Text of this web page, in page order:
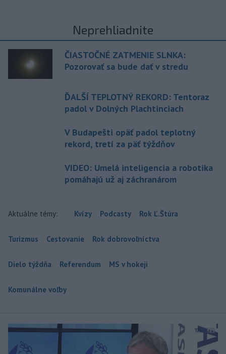
Neprehliadnite
ČIASTOČNÉ ZATMENIE SLNKA:
Pozorovať sa bude dať v stredu
ĎALŠÍ TEPLOTNÝ REKORD: Tentoraz
padol v Dolných Plachtinciach
V Budapešti opäť padol teplotný
rekord, tretí za päť týždňov
VIDEO: Umelá inteligencia a robotika
pomáhajú už aj záchranárom
Aktuálne témy: Kvízy Podcasty Rok Ľ.Štúra
Turizmus Cestovanie Rok dobrovoľníctva
Dielo týždňa Referendum MS v hokeji
Komunálne voľby